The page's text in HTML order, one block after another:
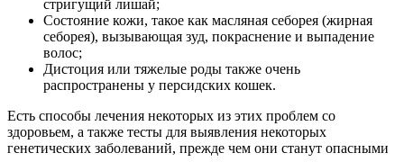
стригущий лишай;
Состояние кожи, такое как масляная себорея (жирная
себорея), вызывающая зуд, покраснение и выпадение
волос;
Дистоция или тяжелые роды также очень
распространены у персидских кошек.
Есть способы лечения некоторых из этих проблем со
здоровьем, а также тесты для выявления некоторых
генетических заболеваний, прежде чем они станут опасными